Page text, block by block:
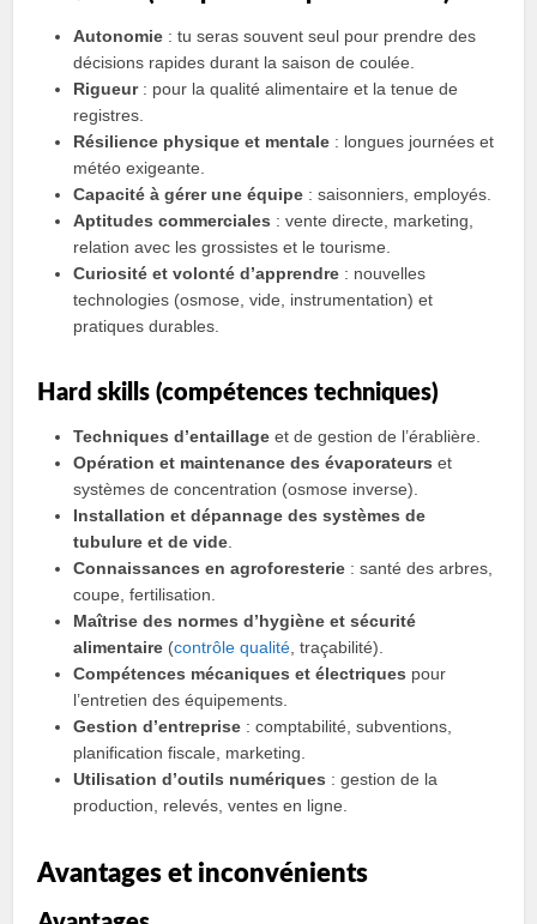
Autonomie : tu seras souvent seul pour prendre des
décisions rapides durant la saison de coulée.
Rigueur: pour la qualité alimentaire et la tenue de
registres.
Résilience physique et mentale : longues journées et
météo exigeante.
Capacité à gérer une équipe : saisonniers, employés.
Aptitudes commerciales : vente directe, marketing,
relation avec les grossistes et le tourisme.
Curiosité et volonté d’apprendre : nouvelles
technologies (osmose, vide, instrumentation) et
pratiques durables.
Hard skills (compétences techniques)
Techniques dʼentaillage et de gestion de l’érablière.
Opération et maintenance des évaporateurs et
systèmes de concentration (osmose inverse).
Installation et dépannage des systèmes de
tubulure et de vide
Connaissances en agroforesterie : santé des arbres,
coupe, fertilisation.
Maîtrise des normes d’hygiène et sécurité
alimentaire (contrôle qualité , traçabilité).
Compétences mécaniques et électriques pour
l’entretien des équipements.
Gestion d’entreprise : comptabilité, subventions,
planification fiscale, marketing.
Utilisation d’outils numériques : gestion de la
production, relevés, ventes en ligne.
Avantages et inconvénients